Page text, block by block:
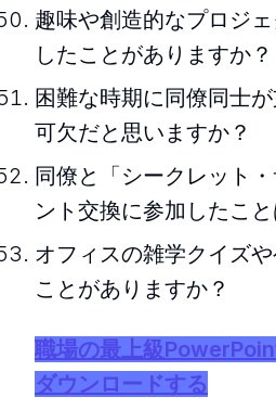
趣味や創造的なプロジ
したことがありますか？
困難な時期に同僚同士
可欠だと思いますか？
同僚と「シークレット
ント交換に参加したこ
オフィスの雑学クイズ
ことがありますか？
職場の最上級
ダウンロードする